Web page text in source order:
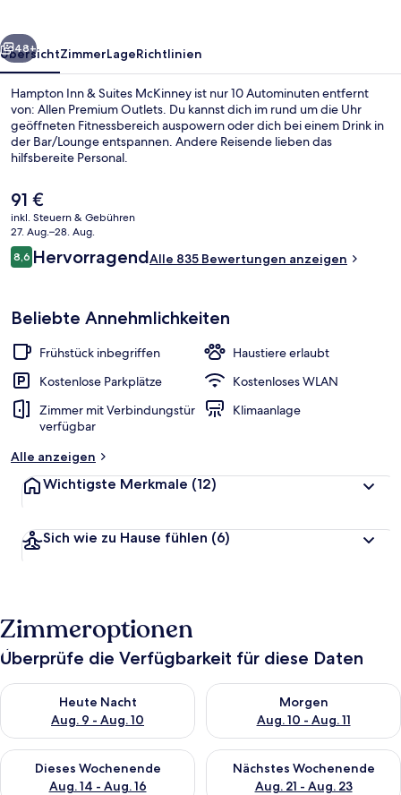
Weiter
48+
ÜbersichtZimmerLageRichtlinien
Hampton Inn & Suites McKinney ist nur 10 Autominuten entfernt
von: Allen Premium Outlets. Du kannst dich im rund um die Uhr
geöffneten Fitnessbereich auspowern oder dich bei einem Drink in
der Bar/Lounge entspannen. Andere Reisende lieben das
hilfsbereite Personal.
Der
aktuelle
Preis
beträgt
91 €.
91 €
inkl. Steuern & Gebühren
27. Aug.–28. Aug.
Bewertungen
8,68,6 von 10.
HervorragendAlle 835 Bewertungen anzeigen
Beliebte Annehmlichkeiten
Frühstück inbegriffen
Haustiere erlaubt
Kostenlose Parkplätze
Kostenloses WLAN
Zimmer mit Verbindungstür
verfügbar
Klimaanlage
Alle anzeigen
Wichtigste Merkmale (12)
Sich wie zu Hause fühlen (6)
Zimmeroptionen
Überprüfe die Verfügbarkeit für diese Daten
Heute Nacht
Aug. 9 - Aug. 10
Überprüfe die Verfügbarkeit für heute Nacht, Aug. 9 - Aug.
Morgen
Aug. 10 - Aug. 11
Überprüfe die Verfügbarkeit
Dieses Wochenende
Aug. 14 - Aug. 16
Überprüfe die Verfügbarkeit für dieses Wochenende, Aug. 14
Nächstes Wochenende
Aug. 21 - Aug. 23
Überprüfe die Verfügbarkeit